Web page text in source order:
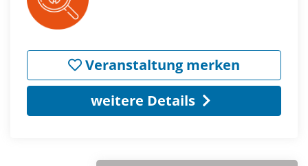
Veranstaltung merken
weitere Details